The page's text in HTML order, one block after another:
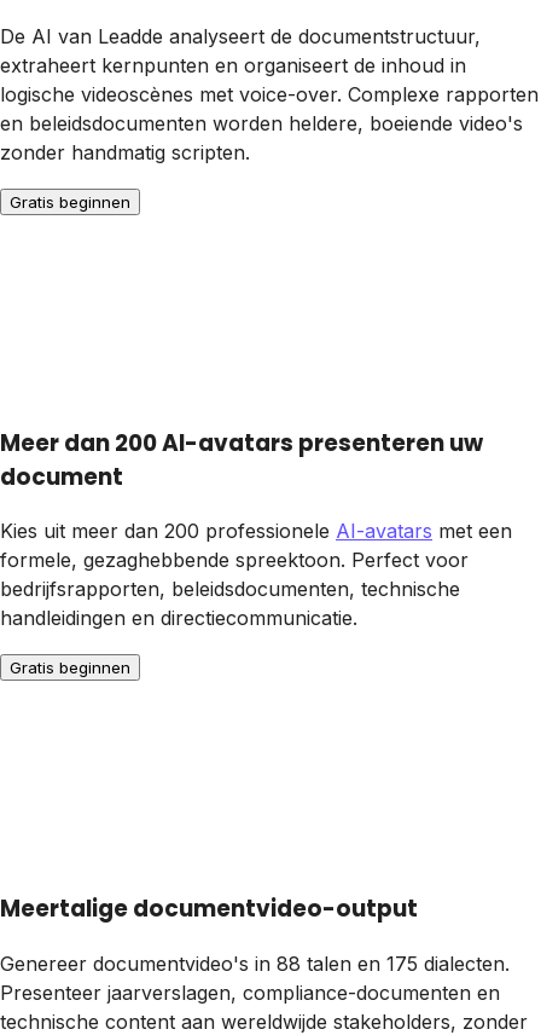
De AI van Leadde analyseert de documentstructuur,
extraheert kernpunten en organiseert de inhoud in
logische videoscènes met voice-over. Complexe rapporten
en beleidsdocumenten worden heldere, boeiende video's
zonder handmatig scripten.
Gratis beginnen
Meer dan 200 AI-avatars presenteren uw
document
Kies uit meer dan 200 professionele AI-avatars met een
formele, gezaghebbende spreektoon. Perfect voor
bedrijfsrapporten, beleidsdocumenten, technische
handleidingen en directiecommunicatie.
Gratis beginnen
Meertalige documentvideo-output
Genereer documentvideo's in 88 talen en 175 dialecten.
Presenteer jaarverslagen, compliance-documenten en
technische content aan wereldwijde stakeholders, zonder